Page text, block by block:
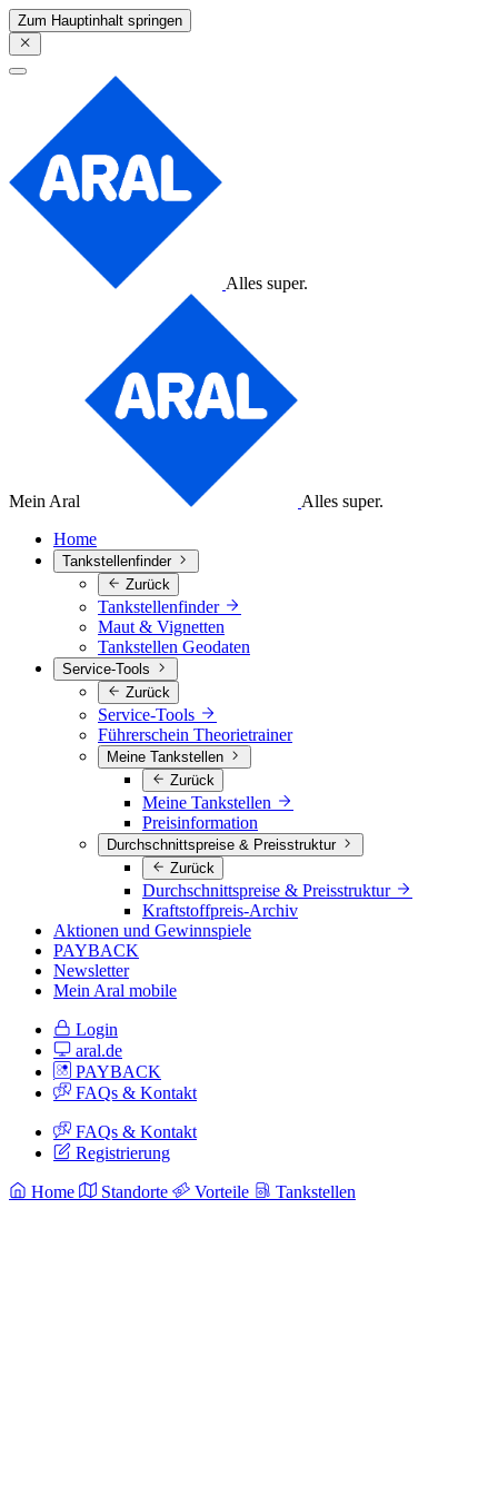
Zum Hauptinhalt springen
Alles super.
Mein Aral
Alles super.
Home
Tankstellenfinder
Zurück
Tankstellenfinder
Maut & Vignetten
Tankstellen Geodaten
Service-Tools
Zurück
Service-Tools
Führerschein Theorietrainer
Meine Tankstellen
Zurück
Meine Tankstellen
Preisinformation
Durchschnittspreise & Preisstruktur
Zurück
Durchschnittspreise & Preisstruktur
Kraftstoffpreis-Archiv
Aktionen und Gewinnspiele
PAYBACK
Newsletter
Mein Aral mobile
Login
aral.de
PAYBACK
FAQs & Kontakt
FAQs & Kontakt
Registrierung
Home Standorte Vorteile Tankstellen